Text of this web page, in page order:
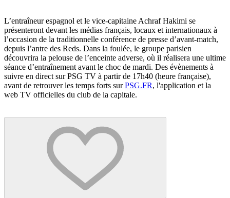
L’entraîneur espagnol et le vice-capitaine Achraf Hakimi se
présenteront devant les médias français, locaux et internationaux à
l’occasion de la traditionnelle conférence de presse d’avant-match,
depuis l’antre des Reds. Dans la foulée, le groupe parisien
découvrira la pelouse de l’enceinte adverse, où il réalisera une ultime
séance d’entraînement avant le choc de mardi. Des évènements à
suivre en direct sur PSG TV à partir de 17h40 (heure française),
avant de retrouver les temps forts surPSG.FR, l'application et la
web TV officielles du club de la capitale.